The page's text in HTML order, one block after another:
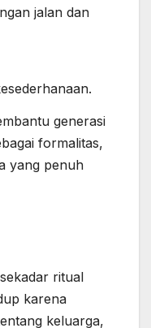
jalan dan
generasi
formalitas,
yang penuh
ritual
karena
keluarga,